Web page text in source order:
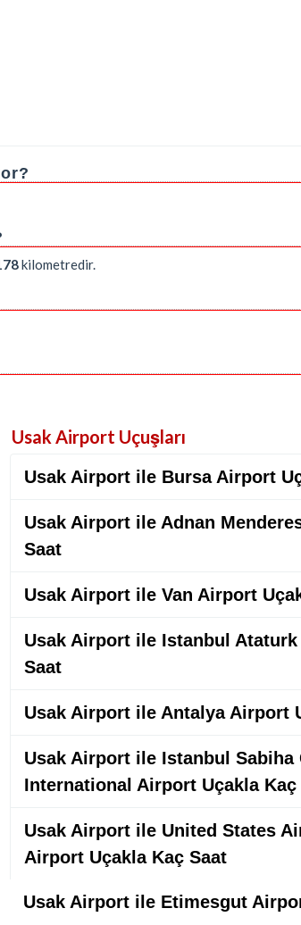
kilometredir.
Usak Airport Uçuşları
Usak Airport ile Bursa Airport
Usak Airport ile Adnan
Saat
Usak Airport ile Van Airport
Usak Airport ile Istanbul
Saat
Usak Airport ile Antalya Airport
Usak Airport ile Istanbul Sabiha
International Airport Uçakla Kaç
Usak Airport ile United States
Airport Uçakla Kaç Saat
Usak Airport ile Etimesgut